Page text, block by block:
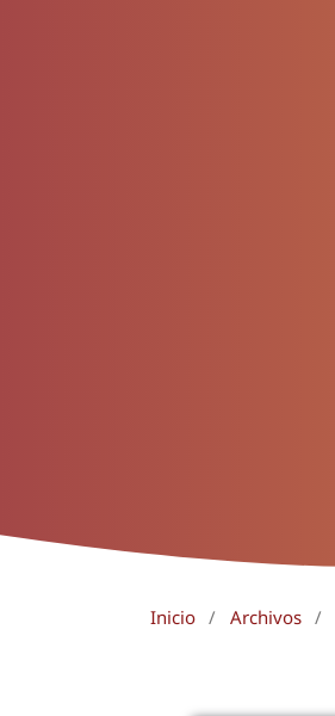
Inicio / Archivos /